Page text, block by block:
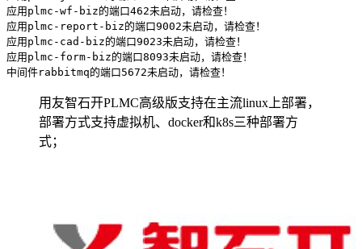
应用plmc-wf-biz的端口462未启动，请检查！
应用plmc-report-biz的端口9002未启动，请检查！
应用plmc-cad-biz的端口9023未启动，请检查！
应用plmc-form-biz的端口8093未启动，请检查！
中间件rabbitmq的端口5672未启动，请检查！
用友智石开PLMC高级版支持在主流linux上部署，
部署方式支持虚拟机、docker和k8s三种部署方
式；